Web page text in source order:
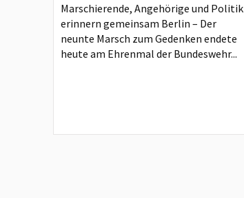
Marschierende, Angehörige und Politik
erinnern gemeinsam Berlin – Der
neunte Marsch zum Gedenken endete
heute am Ehrenmal der Bundeswehr...